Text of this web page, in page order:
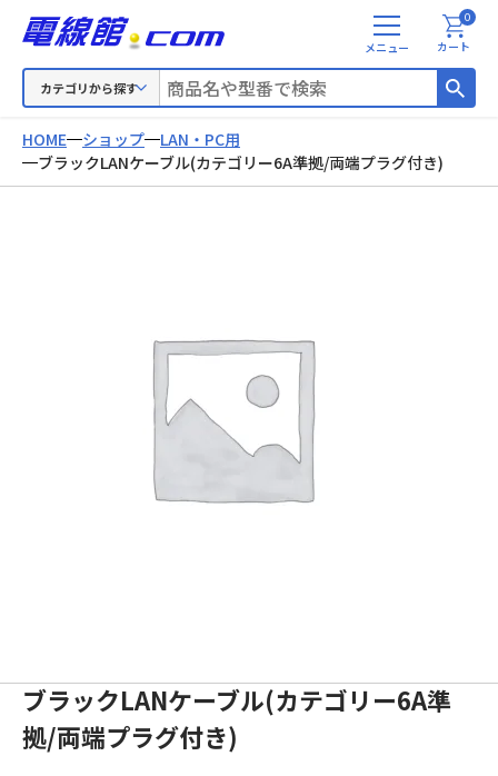
カテゴリから探す
メ
ニ
カート
0
HOME ショップ
LAN・PC用
ブラックLANケーブル(カテゴリー6A準拠/両端プラグ付き)
ブラックLANケーブル(カテゴリー6A準
拠/両端プラグ付き)